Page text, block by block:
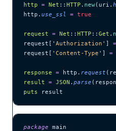
http = Net :: HTTP . new(uri.
http. use_ssl = true
request = Net :: HTTP :: Get .
request[ ' Authorization ' ] =
request[ ' Content-Type ' ] =
response = http. request
result = JSON . parse
puts result
package main